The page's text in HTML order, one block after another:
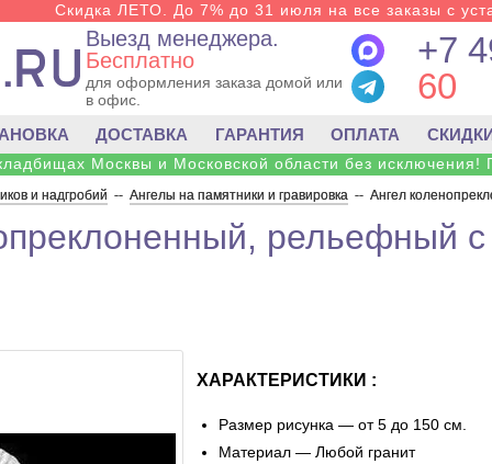
Скидка ЛЕТО. До 7% до 31 июля на все заказы с
Выезд менеджера.
Бесплатно
для оформления заказа домой или
в офис.
+7
60
ДОСТАВКА ГАРАНТИЯ ОПЛАТА
Москвы и Московской области без исключения!
и надгробий -- Ангелы на памятники и гравировка -- Ангел
рельефный
ХАРАКТЕРИСТИКИ :
Размер рисунка — от 5 до 150 см.
Материал — Любой гранит